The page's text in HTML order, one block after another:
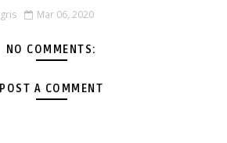
Mar 06, 2020
NO COMMENTS:
POST A COMMENT